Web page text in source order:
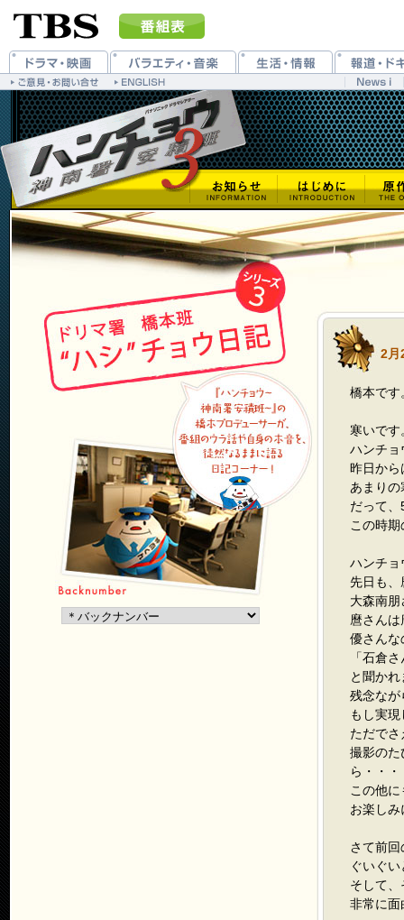
2月
橋本です
寒いです
ハンチョ
昨日から
あまり
だって
この時
ハンチョ
先日も、
大森南
麿さん
優さんな
「石倉
と聞か
残念なが
もし実
ただで
撮影のた
ら・・
この他
お楽しみ
さて前
ぐいぐ
そして
非常に面